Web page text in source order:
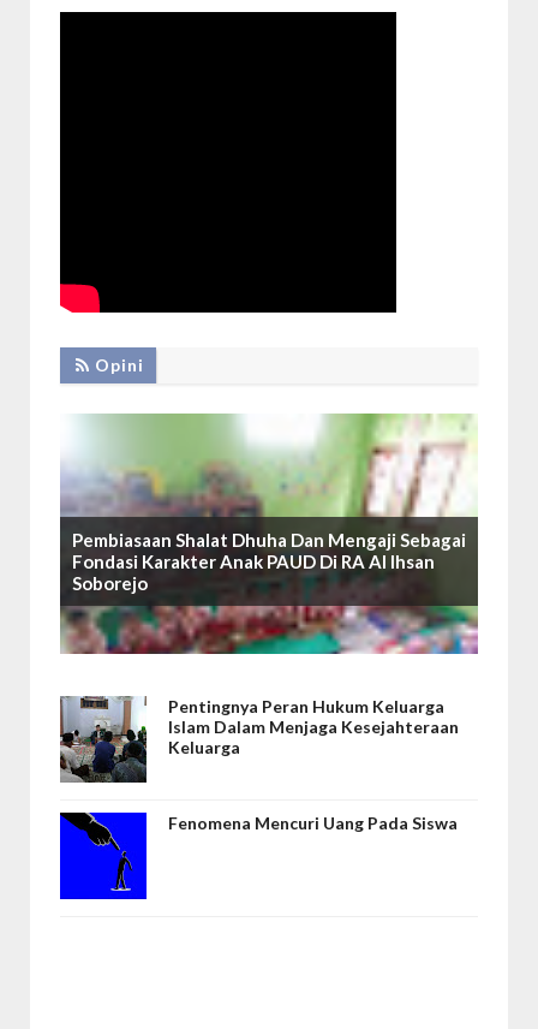
Opini
Pembiasaan Shalat Dhuha Dan Mengaji Sebagai
Fondasi Karakter Anak PAUD Di RA Al Ihsan
Soborejo
Pentingnya Peran Hukum Keluarga
Islam Dalam Menjaga Kesejahteraan
Keluarga
Fenomena Mencuri Uang Pada Siswa